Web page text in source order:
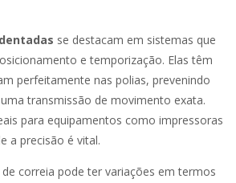
se destacam em sistemas que
e temporização. Elas têm
perfeitamente nas polias, prevenindo
transmissão de movimento exata.
para equipamentos como impressoras
a precisão é vital.
correia pode ter variações em termos